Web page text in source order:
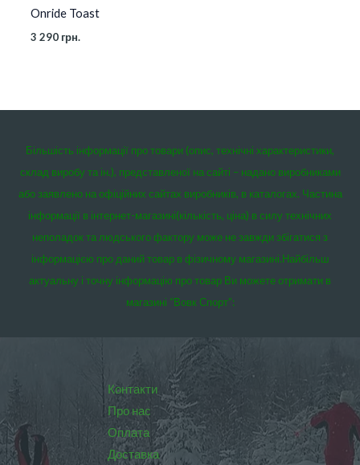
Onride Toast
3 290 грн.
Більшість інформації про товари (опис, технічні характеристики,
склад виробу та ін.), представленої на сайті – надано виробниками
або заявлено на офіційних сайтах виробників, в каталогах. Частина
інформації в інтернет-магазині(кількість, ціна) в силу технічних
неполадок та людського фактору може не завжди збігатися з
інформацією про даний товар в фізичному магазині.Найбільш
актуальну і точну інформацію про товар Ви можете отримати в
магазині “Вовк Спорт”:
Контакти
Про нас
Оплата
Доставка